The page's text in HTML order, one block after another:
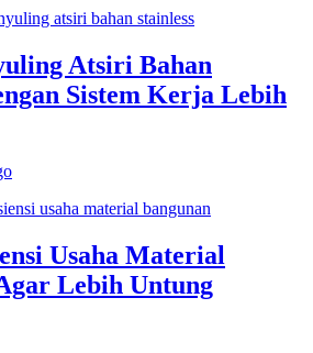
Atsiri Bahan
Sistem Kerja Lebih
Usaha Material
Lebih Untung